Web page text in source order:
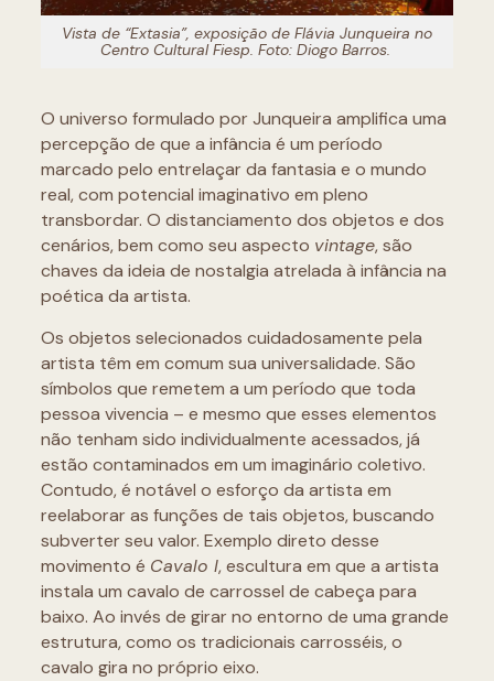
Vista de “Extasia”, exposição de Flávia Junqueira no
Centro Cultural Fiesp. Foto: Diogo Barros.
O universo formulado por Junqueira amplifica uma
percepção de que a infância é um período
marcado pelo entrelaçar da fantasia e o mundo
real, com potencial imaginativo em pleno
transbordar. O distanciamento dos objetos e dos
cenários, bem como seu aspecto vintage, são
chaves da ideia de nostalgia atrelada à infância na
poética da artista.
Os objetos selecionados cuidadosamente pela
artista têm em comum sua universalidade. São
símbolos que remetem a um período que toda
pessoa vivencia – e mesmo que esses elementos
não tenham sido individualmente acessados, já
estão contaminados em um imaginário coletivo.
Contudo, é notável o esforço da artista em
reelaborar as funções de tais objetos, buscando
subverter seu valor. Exemplo direto desse
movimento é Cavalo I, escultura em que a artista
instala um cavalo de carrossel de cabeça para
baixo. Ao invés de girar no entorno de uma grande
estrutura, como os tradicionais carrosséis, o
cavalo gira no próprio eixo.